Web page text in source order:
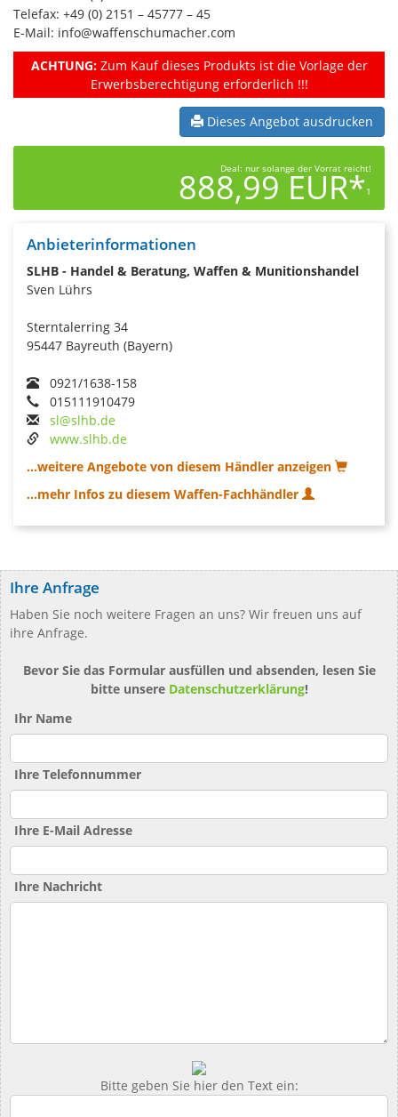
Telefax: +49 (0) 2151 – 45777 – 45
E-Mail: info@waffenschumacher.com
ACHTUNG:Zum Kauf dieses Produkts ist die Vorlage der
Erwerbsberechtigung erforderlich !!!
Dieses Angebot ausdrucken
Deal: nur solange der Vorrat reicht!
888,99 EUR*1
Anbieterinformationen
SLHB - Handel & Beratung, Waffen & Munitionshandel
Sven Lührs
Sterntalerring 34
95447 Bayreuth (Bayern)
0921/1638-158
015111910479
sl@slhb.de
www.slhb.de
...weitere Angebote von diesem Händler anzeigen
...mehr Infos zu diesem Waffen-Fachhändler
Ihre Anfrage
Haben Sie noch weitere Fragen an uns? Wir freuen uns auf
ihre Anfrage.
Bevor Sie das Formular ausfüllen und absenden, lesen Sie
bitte unsere Datenschutzerklärung!
Ihr Name
Ihre Telefonnummer
Ihre E-Mail Adresse
Ihre Nachricht
Bitte geben Sie hier den Text ein: